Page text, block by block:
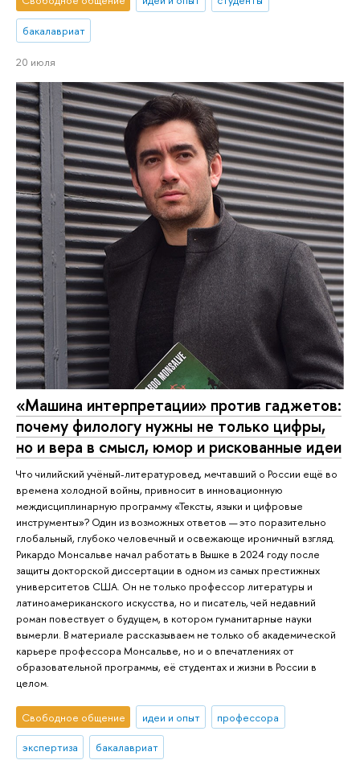
бакалавриат
20 июля
«Машина интерпретации» против гаджетов:
почему филологу нужны не только цифры,
но и вера в смысл, юмор и рискованные идеи
Что чилийский учёный-литературовед, мечтавший о России ещё во
времена холодной войны, привносит в инновационную
междисциплинарную программу «Тексты, языки и цифровые
инструменты»? Один из возможных ответов — это поразительно
глобальный, глубоко человечный и освежающе ироничный взгляд.
Рикардо Монсальве начал работать в Вышке в 2024 году после
защиты докторской диссертации в одном из самых престижных
университетов США. Он не только профессор литературы и
латиноамериканского искусства, но и писатель, чей недавний
роман повествует о будущем, в котором гуманитарные науки
вымерли. В материале рассказываем не только об академической
карьере профессора Монсальве, но и о впечатлениях от
образовательной программы, её студентах и жизни в России в
целом.
Свободное общение идеи и опыт профессора
экспертиза бакалавриат